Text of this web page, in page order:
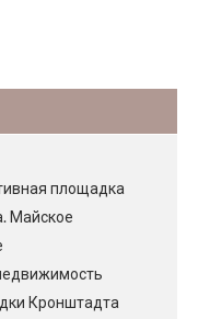
площадка
Майское
Кронштадта